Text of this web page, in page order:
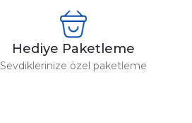
Hediye Paketleme
Sevdiklerinize özel paketleme